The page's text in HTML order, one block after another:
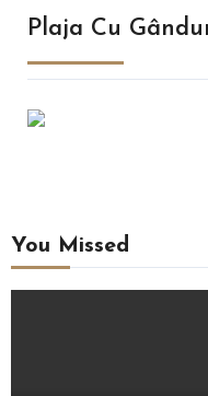
Plaja Cu
You Missed